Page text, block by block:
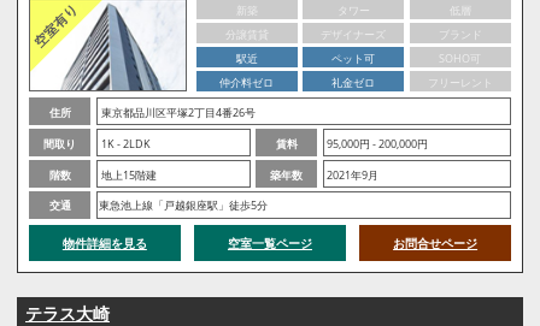
新築 タワー
低層
分譲賃貸
デザイナーズ
ブランド
駅近
ペット可
SOHO可
仲介料ゼロ
礼金ゼロ
フリーレント
住所
東京都品川区平塚2丁目4番26号
間取り
1K - 2LDK 賃料
95,000円 - 200,000円
階数
地上15階建 築年数
2021年9月
交通
東急池上線「戸越銀座駅」徒歩5分
物件詳細を見る 空室一覧ページ お問合せページ
テラス大崎